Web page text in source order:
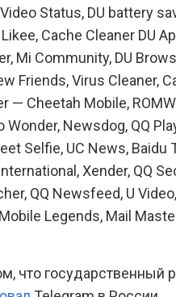
Status, DU battery
Cache Cleaner DU
Mi Community, DU
Friends, Virus Cleaner,
— Cheetah Mobile,
Wonder, Newsdog, QQ
Selfie, UC News, Baidu
Xender, QQ
QQ Newsfeed, U
Legends, Mail
что государственный